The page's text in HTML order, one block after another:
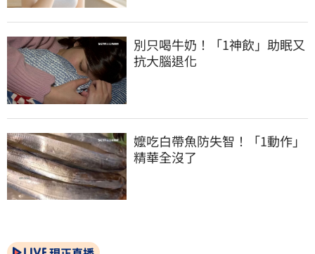
別只喝牛奶！「1神飲」助眠又
抗大腦退化
嬤吃白帶魚防失智！「1動作」
精華全沒了